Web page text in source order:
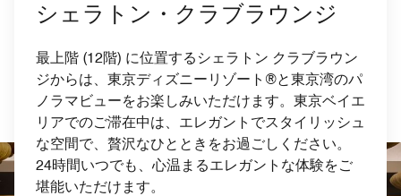
シェラトン・クラブラウンジ
最上階 (12階) に位置するシェラトン クラブラウン
ジからは、東京ディズニーリゾート®と東京湾のパ
ノラマビューをお楽しみいただけます。東京ベイエ
リアでのご滞在中は、エレガントでスタイリッシュ
な空間で、贅沢なひとときをお過ごしください。
24時間いつでも、心温まるエレガントな体験をご
堪能いただけます。